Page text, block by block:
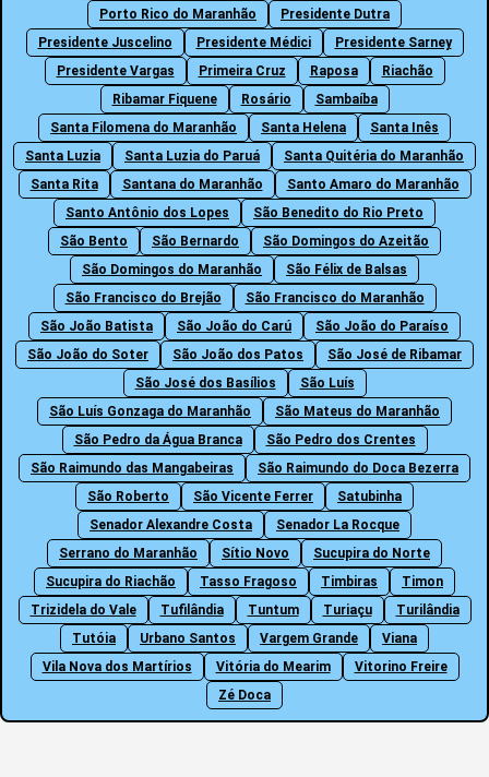
Porto Rico do Maranhão
Presidente Dutra
Presidente Juscelino
Presidente Médici
Presidente Sarney
Presidente Vargas
Primeira Cruz Raposa
Riachão
Ribamar Fiquene
Rosário
Sambaíba
Santa Filomena do Maranhão
Santa Helena
Santa Inês
Santa Luzia
Santa Luzia do Paruá
Santa Quitéria do Maranhão
Santa Rita
Santana do Maranhão
Santo Amaro do Maranhão
Santo Antônio dos Lopes
São Benedito do Rio Preto
São Bento
São Bernardo
São Domingos do Azeitão
São Domingos do Maranhão
São Félix de Balsas
São Francisco do Brejão
São Francisco do Maranhão
São João Batista
São João do Carú
São João do Paraíso
São João do Soter
São João dos Patos
São José de Ribamar
São José dos Basílios
São Luís
São Luís Gonzaga do Maranhão
São Mateus do Maranhão
São Pedro da Água Branca
São Pedro dos Crentes
São Raimundo das Mangabeiras
São Raimundo do Doca Bezerra
São Roberto
São Vicente Ferrer
Satubinha
Senador Alexandre Costa
Senador La Rocque
Serrano do Maranhão
Sítio Novo
Sucupira do Norte
Sucupira do Riachão
Tasso Fragoso Timbiras
Timon
Trizidela do Vale
Tufilândia Tuntum Turiaçu
Turilândia
Tutóia
Urbano Santos Vargem Grande
Viana
Vila Nova dos Martírios
Vitória do Mearim
Vitorino Freire
Zé Doca